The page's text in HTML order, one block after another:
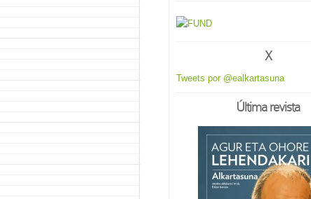
X
Tweets por @ealkartasuna
Última revista